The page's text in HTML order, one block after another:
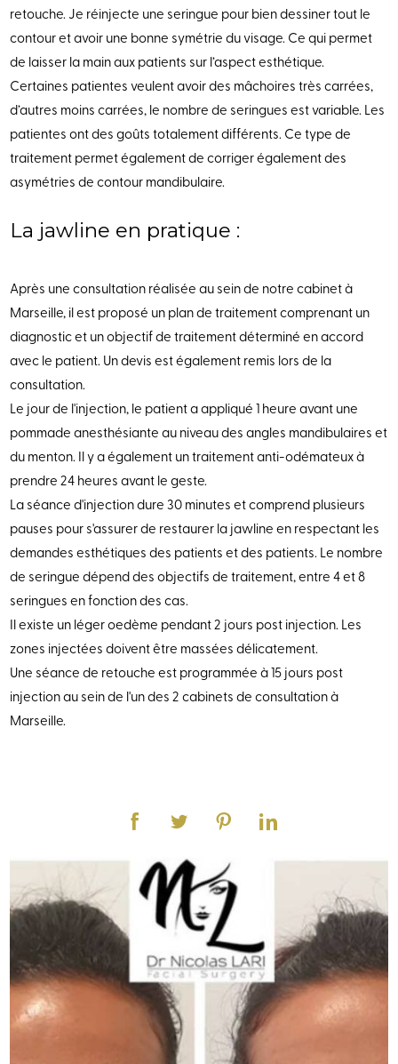
retouche. Je réinjecte une seringue pour bien dessiner tout le
contour et avoir une bonne symétrie du visage. Ce qui permet
de laisser la main aux patients sur l’aspect esthétique.
Certaines patientes veulent avoir des mâchoires très carrées,
d’autres moins carrées, le nombre de seringues est variable. Les
patientes ont des goûts totalement différents. Ce type de
traitement permet également de corriger également des
asymétries de contour mandibulaire.
La jawline en pratique :
Après une consultation réalisée au sein de notre cabinet à
Marseille, il est proposé un plan de traitement comprenant un
diagnostic et un objectif de traitement déterminé en accord
avec le patient. Un devis est également remis lors de la
consultation.
Le jour de l'injection, le patient a appliqué 1 heure avant une
pommade anesthésiante au niveau des angles mandibulaires et
du menton. Il y a également un traitement anti-odémateux à
prendre 24 heures avant le geste.
La séance d'injection dure 30 minutes et comprend plusieurs
pauses pour s'assurer de restaurer la jawline en respectant les
demandes esthétiques des patients et des patients. Le nombre
de seringue dépend des objectifs de traitement, entre 4 et 8
seringues en fonction des cas.
Il existe un léger oedème pendant 2 jours post injection. Les
zones injectées doivent être massées délicatement.
Une séance de retouche est programmée à 15 jours post
injection au sein de l'un des 2 cabinets de consultation à
Marseille.